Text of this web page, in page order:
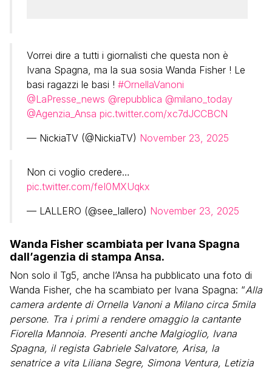
Vorrei dire a tutti i giornalisti che questa non è
Ivana Spagna, ma la sua sosia Wanda Fisher ! Le
basi ragazzi le basi ! #OrnellaVanoni
@LaPresse_news @repubblica @milano_today
@Agenzia_Ansa pic.twitter.com/xc7dJCCBCN
— NickiaTV (@NickiaTV) November 23, 2025
Non ci voglio credere…
pic.twitter.com/feI0MXUqkx
— LALLERO (@see_lallero) November 23, 2025
Wanda Fisher scambiata per Ivana Spagna
dall’agenzia di stampa Ansa.
Non solo il Tg5, anche l’Ansa ha pubblicato una foto di
Wanda Fisher, che ha scambiato per Ivana Spagna: “Alla
camera ardente di Ornella Vanoni a Milano circa 5mila
persone. Tra i primi a rendere omaggio la cantante
Fiorella Mannoia. Presenti anche Malgioglio, Ivana
Spagna, il regista Gabriele Salvatore, Arisa, la
senatrice a vita Liliana Segre, Simona Ventura, Letizia